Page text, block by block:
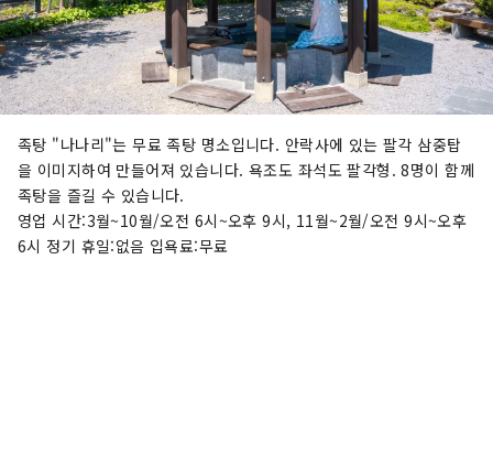
족탕 "나나리"는 무료 족탕 명소입니다. 안락사에 있는 팔각 삼중탑
을 이미지하여 만들어져 있습니다. 욕조도 좌석도 팔각형. 8명이 함께
족탕을 즐길 수 있습니다.
영업 시간:3월~10월/오전 6시~오후 9시, 11월~2월/오전 9시~오후
6시 정기 휴일:없음 입욕료:무료